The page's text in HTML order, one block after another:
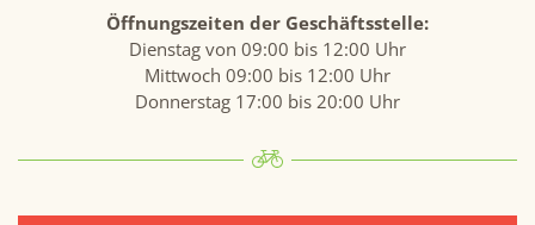
Öffnungszeiten der Geschäftsstelle:
Dienstag von 09:00 bis 12:00 Uhr
Mittwoch 09:00 bis 12:00 Uhr
Donnerstag 17:00 bis 20:00 Uhr